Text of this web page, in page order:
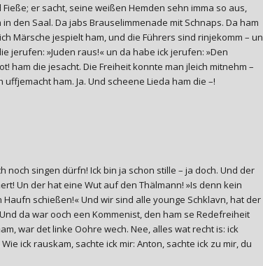
er sacht, seine weißen Hemden sehn imma so aus,
den Saal. Da jabs Brauselimmenade mit Schnaps. Da ham
Märsche jespielt ham, und die Führers sind rinjekomm – un
jerufen: »Juden raus!« un da habe ick jerufen: »Den
ham die jesacht. Die Freiheit konnte man jleich mitnehm –
ham. Ja. Und scheene Lieda ham die –!
noch singen dürfn! Ick bin ja schon stille – ja doch. Und der
Un der hat eine Wut auf den Thälmann! »Is denn kein
schießen!« Und wir sind alle younge Schklavn, hat der
da war ooch een Kommenist, den ham se Redefreiheit
war det linke Oohre wech. Nee, alles wat recht is: ick
ick rauskam, sachte ick mir: Anton, sachte ick zu mir, du